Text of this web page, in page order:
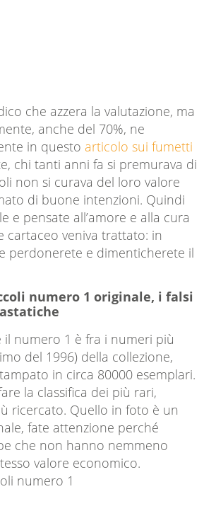
che azzera la valutazione, ma
anche del 70%, ne
in questo articolo sui fumetti
chi tanti anni fa si premurava di
non si curava del loro valore
di buone intenzioni. Quindi
e pensate all’amore e alla cura
cartaceo veniva trattato: in
perdonerete e dimenticherete il
numero 1 originale, i falsi
il numero 1 è fra i numeri più
del 1996) della collezione,
in circa 80000 esemplari.
la classifica dei più rari,
ricercato. Quello in foto è un
fate attenzione perché
che non hanno nemmeno
valore economico.